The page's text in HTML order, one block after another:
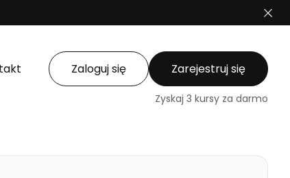
Zaloguj się Zarejestruj się
Zyskaj 3 kursy za darmo